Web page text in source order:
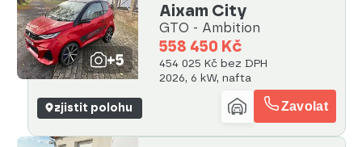
+5
Aixam City
GTO - Ambition
558 450 Kč
454 025 Kč bez DPH
2026, 6 kW, nafta
zjistit polohu Zavolat